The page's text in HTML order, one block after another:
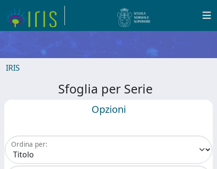
IRIS
Sfoglia per Serie
Opzioni
Ordina per: